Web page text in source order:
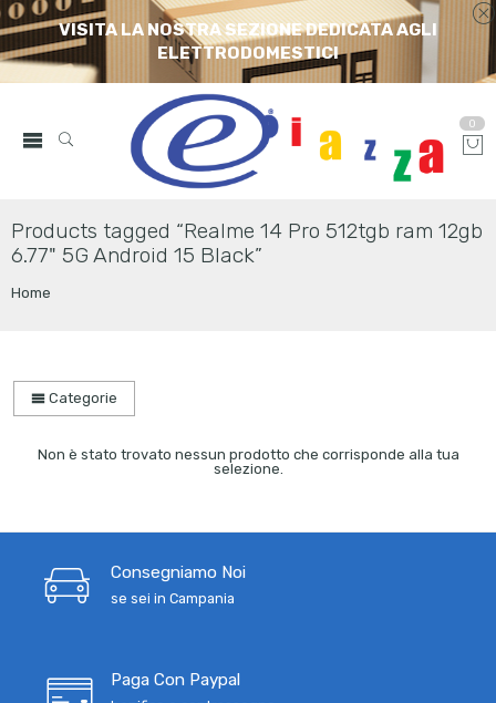
VISITA LA NOSTRA SEZIONE DEDICATA AGLI
ELETTRODOMESTICI
0
Products tagged “Realme 14 Pro 512tgb ram 12gb
6.77" 5G Android 15 Black”
Home
Categorie
Non è stato trovato nessun prodotto che corrisponde alla tua
selezione.
Consegniamo Noi
se sei in Campania
Paga Con Paypal